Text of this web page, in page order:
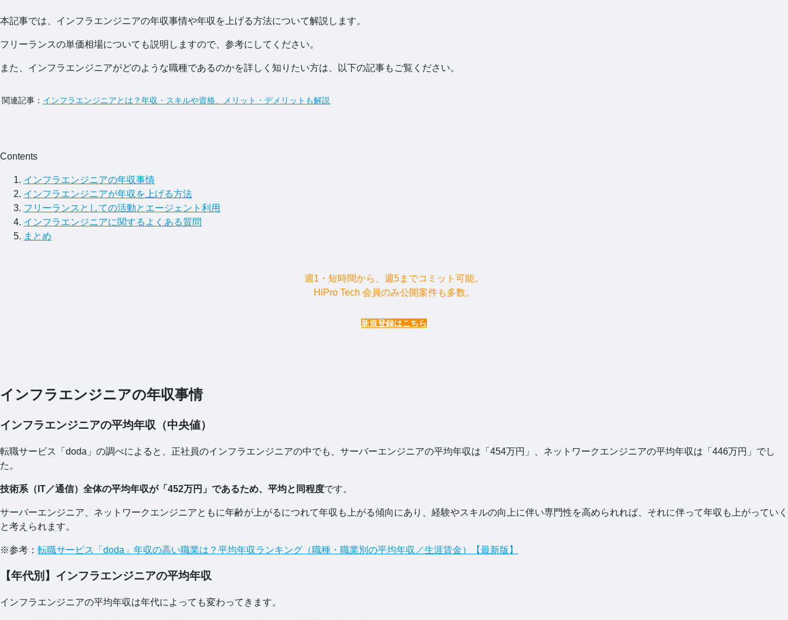
本記事では、インフラエンジニアの年収事情や年収を上げる方法について解説します。
フリーランスの単価相場についても説明しますので、参考にしてください。
また、インフラエンジニアがどのような職種であるのかを詳しく知りたい方は、以下の記事もご覧ください。
関連記事： インフラエンジニアとは？年収・スキルや資格、メリット・デメリットも解説
Contents
インフラエンジニアの年収事情
インフラエンジニアが年収を上げる方法
フリーランスとしての活動とエージェント利用
インフラエンジニアに関するよくある質問
まとめ
週1・短時間から、週5までコミット可能。
HiPro Tech 会員のみ公開案件も多数。
新規登録はこちら
インフラエンジニアの年収事情
インフラエンジニアの平均年収（中央値）
転職サービス「doda」の調べによると、正社員のインフラエンジニアの中でも、サーバーエンジニアの平均年収は「454万円」、ネットワークエンジニアの平均年収は「446万円」でし
た。
技術系（IT／通信）全体の平均年収が「452万円」であるため、平均と同程度です。
サーバーエンジニア、ネットワークエンジニアともに年齢が上がるにつれて年収も上がる傾向にあり、経験やスキルの向上に伴い専門性を高められれば、それに伴って年収も上がっていく
と考えられます。
※参考： 転職サービス「doda」年収の高い職業は？平均年収ランキング（職種・職業別の平均年収／生涯賃金）【最新版】
【年代別】インフラエンジニアの平均年収
インフラエンジニアの平均年収は年代によっても変わってきます。